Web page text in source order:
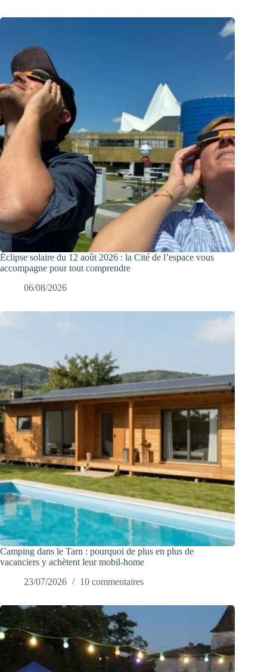
Éclipse solaire du 12 août 2026 : la Cité de l’espace vous
accompagne pour tout comprendre
06/08/2026
Camping dans le Tarn : pourquoi de plus en plus de
vacanciers y achètent leur mobil-home
23/07/2026
10 commentaires